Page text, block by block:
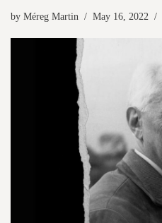
by Méreg Martin May 16, 2022